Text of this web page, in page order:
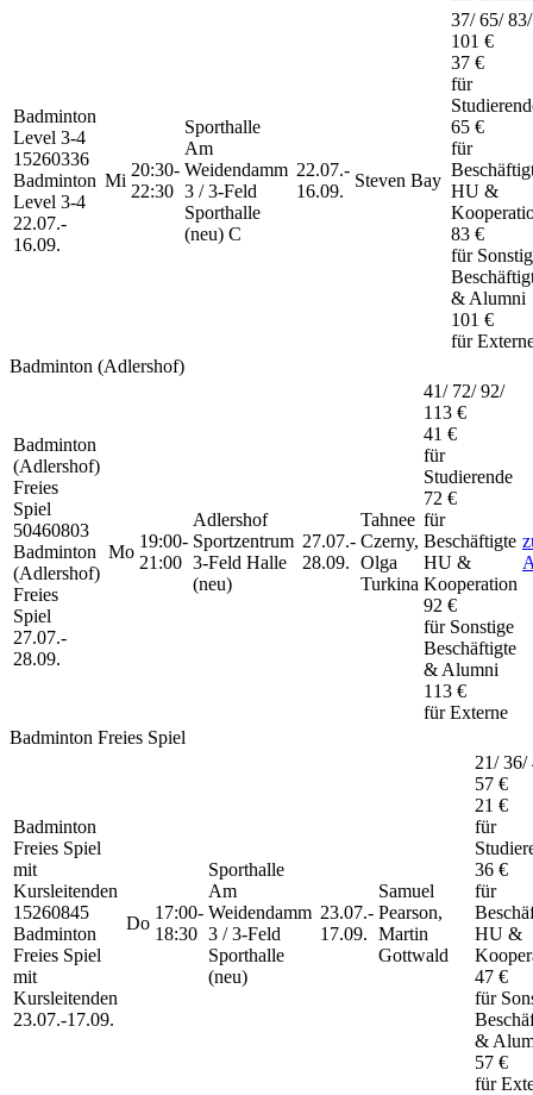
Badminton
Level 3-4
15260336
Badminton
Level 3-4
22.07.-
16.09.
Mi
20:30-
22:30
Sporthalle
Am
Weidendamm
3 / 3-Feld
Sporthalle
(neu) C
22.07.-
16.09.
Steven Bay
37/ 65/ 83/
101 €
37 €
für
65 €
für
HU &
83 €
für
& Alumni
101 €
für
Badminton (Adlershof)
Badminton
(Adlershof)
Freies
Spiel
50460803
Badminton
(Adlershof)
Freies
Spiel
27.07.-
28.09.
Mo
19:00-
21:00
Adlershof
Sportzentrum
3-Feld Halle
(neu)
27.07.-
28.09.
Tahnee
Czerny,
Olga
Turkina
41/ 72/ 92/
113 €
41 €
für
Studierende
72 €
für
Beschäftigte
HU &
Kooperation
92 €
für Sonstige
Beschäftigte
& Alumni
113 €
für Externe
Badminton Freies Spiel
Badminton
Freies Spiel
mit
Kursleitenden
15260845
Badminton
Freies Spiel
mit
Kursleitenden
23.07.-17.09.
Do
17:00-
18:30
Sporthalle
Am
Weidendamm
3 / 3-Feld
Sporthalle
(neu)
23.07.-
17.09.
Samuel
Pearson,
Martin
Gottwald
21/ 36/
57 €
21 €
für
36 €
für
HU &
47 €
für
&
57 €
für